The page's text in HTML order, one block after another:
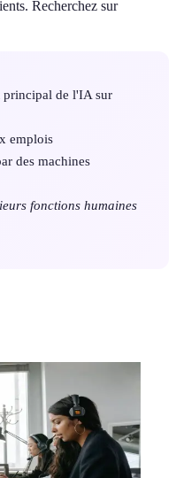
Recherchez sur
principal de l'IA sur
emplois
des machines
fonctions humaines